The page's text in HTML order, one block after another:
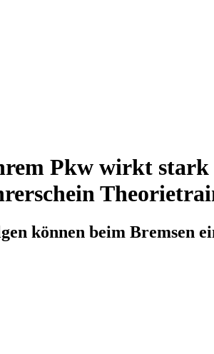
Pkw wirkt stark
können beim Bremsen